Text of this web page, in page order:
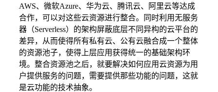
AWS、微软Azure、华为云、腾讯云、阿里云等达成
合作，可以对这些云资源进行整合。同时利用无服务
器（Serverless）的架构屏蔽底层不同异构的云平台的
差异，从而使得所有私有云、公有云融合成一个整体
的资源池子，使得上层应用获得统一的基础架构环
境。整合资源池之后，就要解决如何应用云资源为用
户提供服务的问题，需要提供那些功能的问题，这就
是云功能的技术抽象。